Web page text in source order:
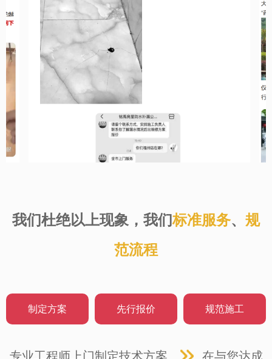
我们杜绝以上现象，我们标准服务、 规
范流程
制定方案 先行报价 规范施工
专业工程师上门制定技术方案
在与您达成